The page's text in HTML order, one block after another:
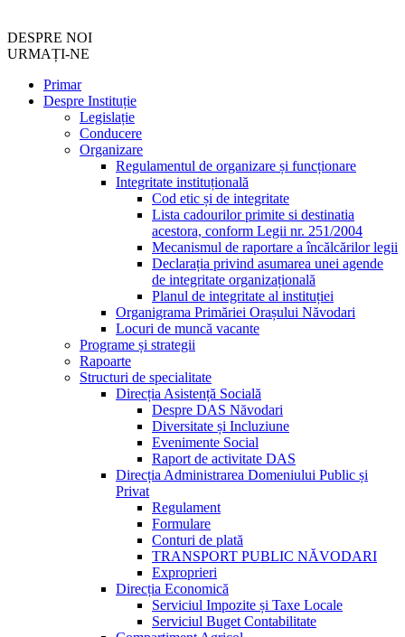
DESPRE NOI
URMAȚI-NE
Primar
Despre Instituție
Legislație
Conducere
Organizare
Regulamentul de organizare și funcționare
Integritate instituțională
Cod etic și de integritate
Lista cadourilor primite si destinatia
acestora, conform Legii nr. 251/2004
Mecanismul de raportare a încălcărilor legii
Declarația privind asumarea unei agende
de integritate organizațională
Planul de integritate al instituției
Organigrama Primăriei Orașului Năvodari
Locuri de muncă vacante
Programe și strategii
Rapoarte
Structuri de specialitate
Direcția Asistență Socială
Despre DAS Năvodari
Diversitate și Incluziune
Evenimente Social
Raport de activitate DAS
Direcția Administrarea Domeniului Public și
Privat
Regulament
Formulare
Conturi de plată
TRANSPORT PUBLIC NĂVODARI
Exproprieri
Direcția Economică
Serviciul Impozite și Taxe Locale
Serviciul Buget Contabilitate